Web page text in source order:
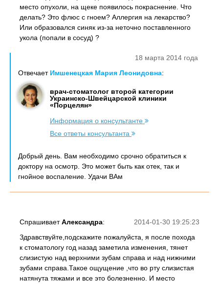
место опухоли, на щеке появилось покраснение. Что
делать? Это флюс с гноем? Аллергия на лекарство?
Или образовался синяк из-за неточно поставленного
укола (попали в сосуд) ?
18 марта 2014 года
Отвечает Имшенецкая Мария Леонидовна:
врач-стоматолог второй категории
Украинско-Швейцарской клиники
«Порцелян»
Информация о консультанте
Все ответы консультанта
Добрый день. Вам необходимо срочно обратиться к
доктору на осмотр. Это может быть как отек, так и
гнойное воспаление. Удачи ВАм
2014-01-30 19:25:23
СпрашиваетAлександра:
Здравствуйте,подскажите пожалуйста, я после похода
к стоматологу год назад заметила изменения, тянет
слизистую над верхними зубам справа и над нижними
зубами справа.Такое ощущение ,что во рту слизистая
натянута тяжами и все это болезненно. И место